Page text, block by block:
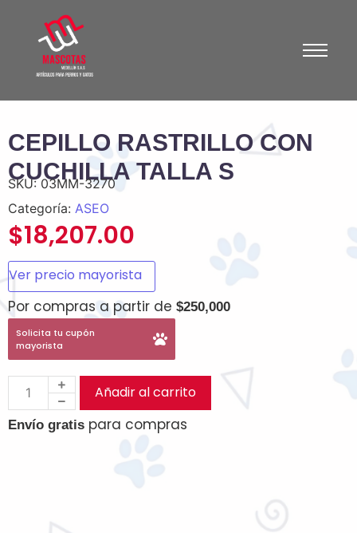
CEPILLO RASTRILLO CON
CUCHILLA TALLA S
SKU:03MM-3270
Categoría: ASEO
$18,207.00
Ver precio mayorista
Por compras a partir de $250,000
Solicita tu cupón
mayorista
Añadir al carrito
Envío gratis para compras